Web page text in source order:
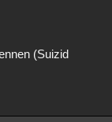
(Suizid